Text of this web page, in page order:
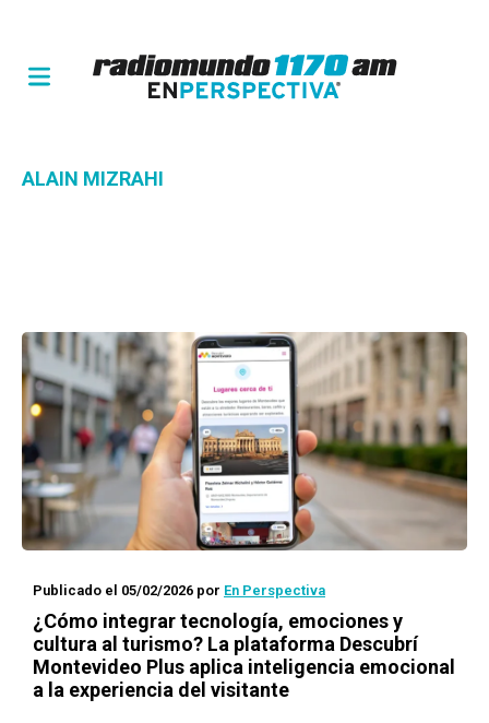
ALAIN MIZRAHI
Publicado el 05/02/2026 por En Perspectiva
¿Cómo integrar tecnología, emociones y
cultura al turismo? La plataforma Descubrí
Montevideo Plus aplica inteligencia emocional
a la experiencia del visitante